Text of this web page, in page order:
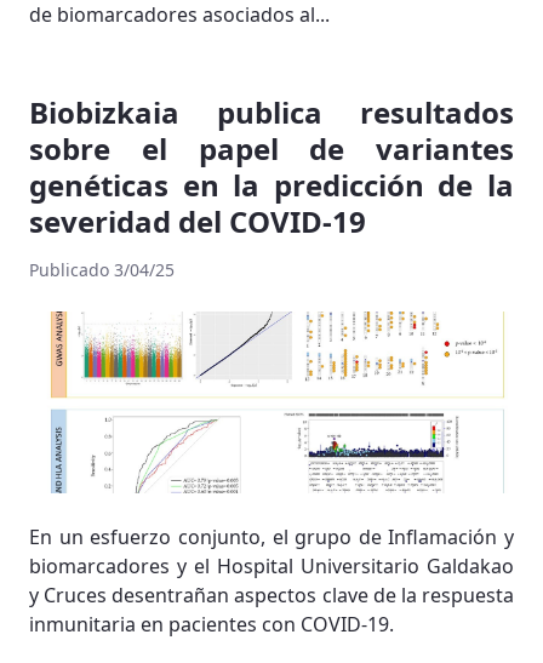
de biomarcadores asociados al...
Biobizkaia publica resultados
sobre el papel de variantes
genéticas en la predicción de la
severidad del COVID-19
Publicado 3/04/25
En un esfuerzo conjunto, el grupo de Inflamación y
biomarcadores y el Hospital Universitario Galdakao
y Cruces desentrañan aspectos clave de la respuesta
inmunitaria en pacientes con COVID-19.